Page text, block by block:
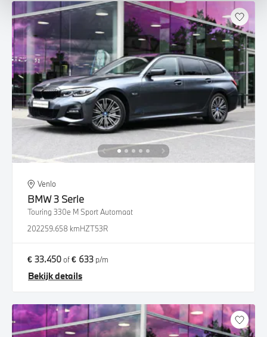
Venlo
BMW3 Serie
Touring 330e M Sport Automaat
202259.658 kmHZT53R
€ 33.450of€ 633 p/m
Bekijk details